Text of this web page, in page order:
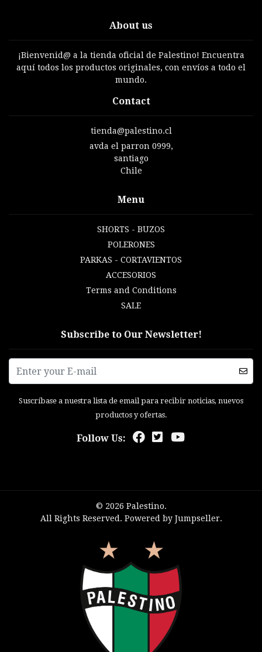
About us
¡Bienvenid@ a la tienda oficial de Palestino! Encuentra
aquí todos los productos originales, con envíos a todo el
mundo.
Contact
tienda@palestino.cl
avda el parron 0999,
santiago
Chile
Menu
SHORTS - BUZOS
POLERONES
PARKAS - CORTAVIENTOS
ACCESORIOS
Terms and Conditions
SALE
Subscribe to Our Newsletter!
Suscríbase a nuestra lista de email para recibir noticias, nuevos
productos y ofertas.
Follow Us:
© 2026 Palestino.
All Rights Reserved. Powered by Jumpseller.